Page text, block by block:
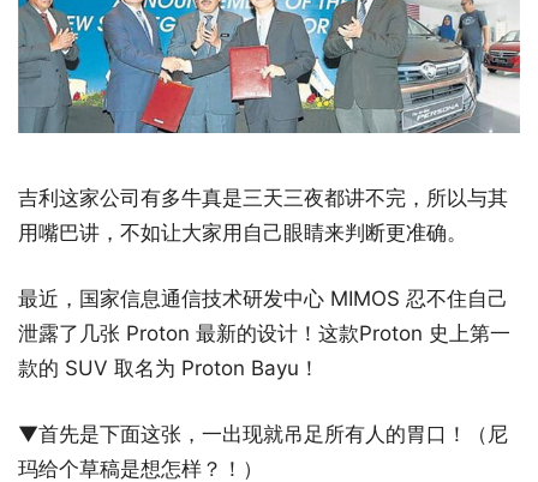
吉利这家公司有多牛真是三天三夜都讲不完，所以与其
用嘴巴讲，不如让大家用自己眼睛来判断更准确。
最近，国家信息通信技术研发中心 MIMOS 忍不住自己
泄露了几张 Proton 最新的设计！这款Proton 史上第一
款的 SUV 取名为 Proton Bayu！
▼首先是下面这张，一出现就吊足所有人的胃口！（尼
玛给个草稿是想怎样？！）